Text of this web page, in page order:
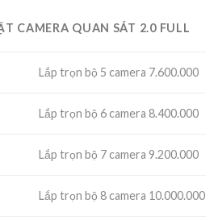
CAMERA QUAN SÁT 2.0 FULL
Lắp trọn bộ 5 camera 7.600.000
Lắp trọn bộ 6 camera 8.400.000
Lắp trọn bộ 7 camera 9.200.000
Lắp trọn bộ 8 camera 10.000.000